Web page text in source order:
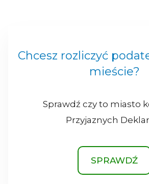
Chcesz rozliczyć
mieście?
Sprawdź czy to miasto
Przyjaznych
SPRAWDŹ